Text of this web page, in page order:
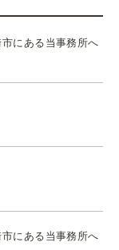
にある当事務所へ
にある当事務所へ